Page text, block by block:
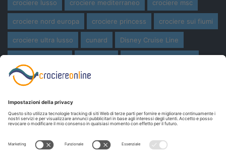
crociere lusso crociere mediterraneo crociere msc
crociere nord europa crociere princess crociere sui fiumi
crociere ultra lusso cunard Disney Cruise Line
giro del mondo miami
oceania cruises Pasqua Pasqua in crociera
Silversea viaggio di nozze